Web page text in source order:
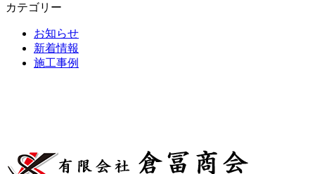
カテゴリー
お知らせ
新着情報
施工事例